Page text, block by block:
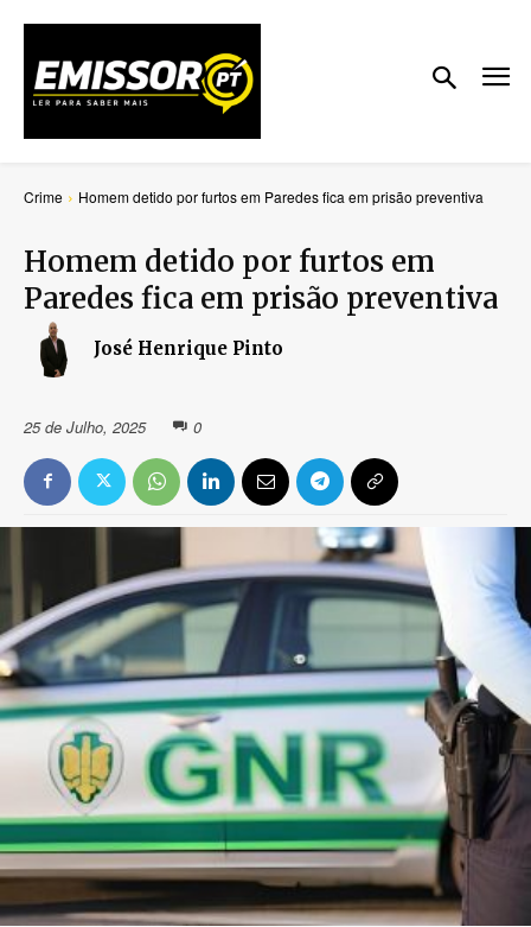
Crime Homem detido por furtos em Paredes fica em prisão preventiva
Homem detido por furtos em
Paredes fica em prisão preventiva
José Henrique Pinto
25 de Julho, 2025 0